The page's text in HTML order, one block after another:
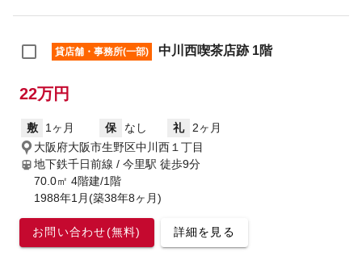
貸店舗・事務所(一部) 中川西喫茶店跡 1階
22万円
敷 1ヶ月 保 なし 礼
2ヶ月
大阪府大阪市生野区中川西１丁目
地下鉄千日前線 / 今里駅 徒歩9分
70.0㎡ 4階建/1階
1988年1月(築38年8ヶ月)
お問い合わせ(無料) 詳細を見る